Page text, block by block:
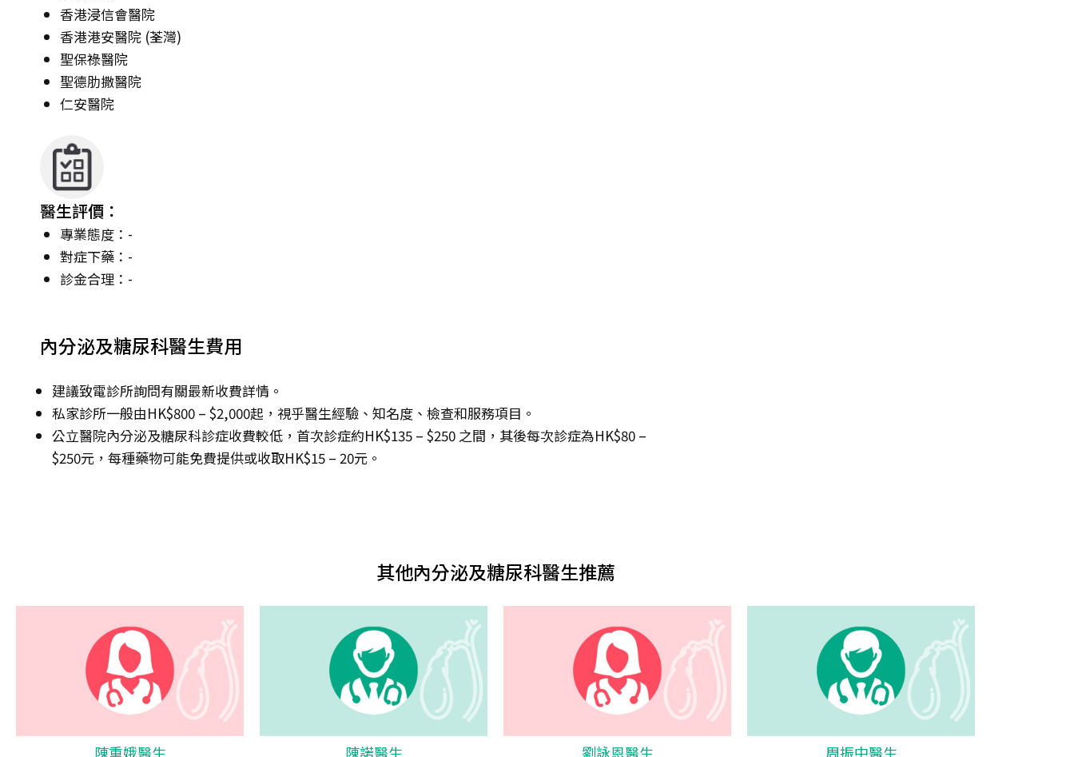
香港浸信會醫院
香港港安醫院 (荃灣)
聖保祿醫院
聖德肋撒醫院
仁安醫院
醫生評價：
專業態度：-
對症下藥：-
診金合理：-
內分泌及糖尿科醫生費用
建議致電診所詢問有關最新收費詳情。
私家診所一般由HK$800 – $2,000起，視乎醫生經驗、知名度、檢查和服務項目。
公立醫院內分泌及糖尿科診症收費較低，首次診症約HK$135 – $250 之間，其後每次診症為HK$80 –
$250元，每種藥物可能免費提供或收取HK$15 – 20元。
其他內分泌及糖尿科醫生推薦
陳重娥醫生 陳諾醫生 劉詠恩醫生 周振中醫生